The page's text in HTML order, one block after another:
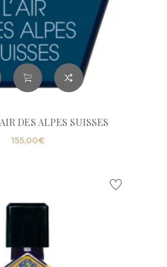
DES ALPES SUISSES
155,00€